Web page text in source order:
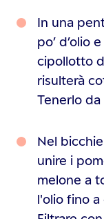
In una
po’ d’olio
cipollotto
risulterà
Tenerlo
Nel
unire i
melone a
l'olio fino